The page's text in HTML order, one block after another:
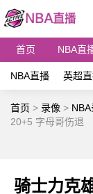
首页 NBA直
NBA直播 英超
首页 > 录像 >
20+5 字母哥伤退
骑士力克